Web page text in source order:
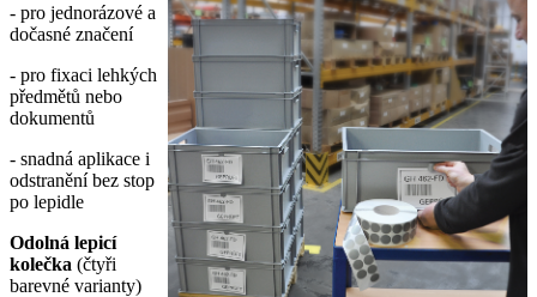
- pro jednorázové a
dočasné značení
- pro fixaci lehkých
předmětů nebo
dokumentů
- snadná aplikace i
odstranění bez stop
po lepidle
Odolná lepicí
kolečka (čtyři
barevné varianty)